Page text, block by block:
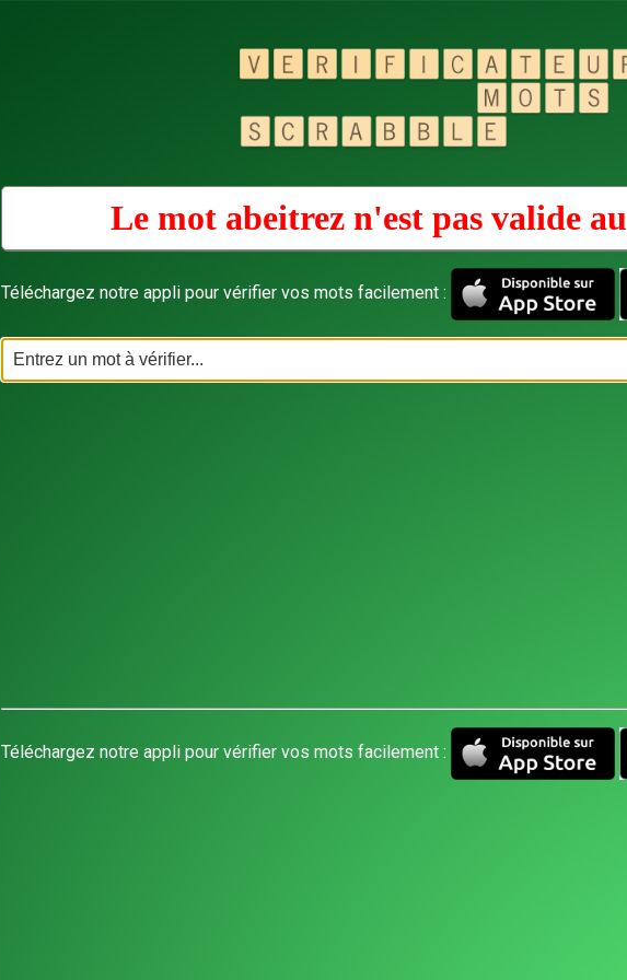
Le mot abeitrez n'est pas valide au
Téléchargez notre appli pour vérifier vos mots facilement :
Téléchargez notre appli pour vérifier vos mots facilement :